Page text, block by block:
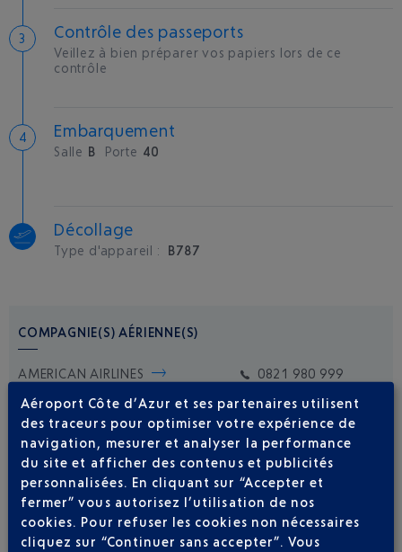
Contrôle des passeports
Veillez à bien préparer vos papiers lors de ce
contrôle
Embarquement
Salle B Porte 40
Décollage
Type d'appareil : B787
COMPAGNIE(S) AÉRIENNE(S)
AMERICAN AIRLINES
0821 980 999
BRITISH AIRWAYS
0 825 825 400
FINNAIR
0 821 025 111
IBERIA
0 825 800 965
Aéroport Côte d’Azur et ses partenaires utilisent
des traceurs pour optimiser votre expérience de
navigation, mesurer et analyser la performance
du site et afficher des contenus et publicités
personnalisées. En cliquant sur “Accepter et
fermer” vous autorisez l’utilisation de nos
cookies. Pour refuser les cookies non nécessaires
cliquez sur “Continuer sans accepter”. Vous